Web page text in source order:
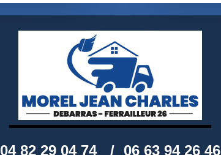
04 82 29 04 74 / 06 63 94 26 46